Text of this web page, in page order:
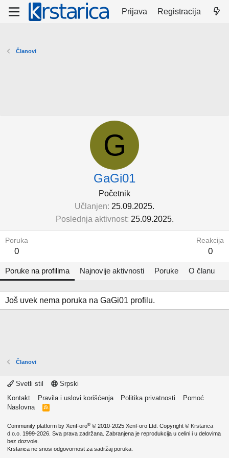
Prijava Registracija
Članovi
G
GaGi01
Početnik
Učlanjen 25.09.2025.
Poslednja aktivnost 25.09.2025.
Poruka
0
Reakcija
0
Poruke na profilima Najnovije aktivnosti Poruke O članu
Još uvek nema poruka na GaGi01 profilu.
Članovi
Svetli stil
Srpski
Kontakt
Pravila i uslovi korišćenja Politika privatnosti
Pomoć
Naslovna
R
Community platform by XenForo® © 2010-2025 XenForo Ltd. Copyright © Krstarica
d.o.o. 1999-2026. Sva prava zadržana. Zabranjena je reprodukcija u celini i u delovima
bez dozvole.
Krstarica ne snosi odgovornost za sadržaj poruka.